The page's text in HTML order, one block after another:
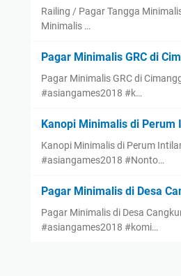
Railing / Pagar Tangga
Minimalis …
Pagar Minimalis GRC di
Pagar Minimalis GRC di
#asiangames2018 #k…
Kanopi Minimalis di Perum
Kanopi Minimalis di Perum
#asiangames2018 #Nonto…
Pagar Minimalis di Desa
Pagar Minimalis di Desa
#asiangames2018 #komi…